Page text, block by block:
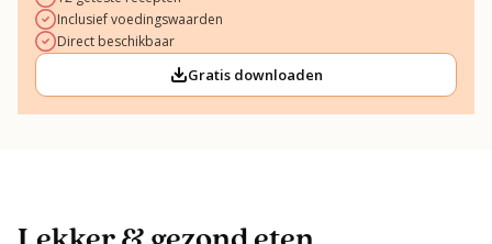
Inclusief voedingswaarden
Direct beschikbaar
Gratis downloaden